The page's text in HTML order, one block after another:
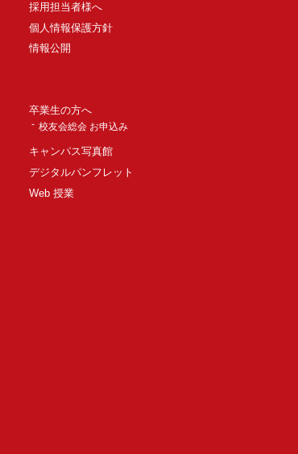
採用担当者様へ
個人情報保護方針
情報公開
卒業生の方へ
校友会総会 お申込み
キャンパス写真館
デジタルパンフレット
Web 授業